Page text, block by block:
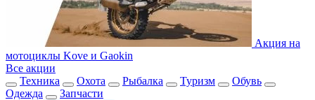
Акция на
мотоциклы Kove и Gaokin
Все акции
Техника
Охота Рыбалка Туризм
Обувь
Одежда
Запчасти